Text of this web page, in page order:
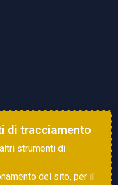
di tracciamento
strumenti di
del sito, per il